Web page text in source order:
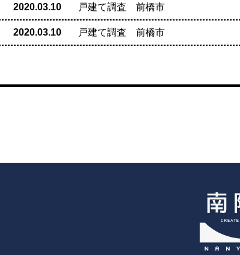
2020.03.10 戸建て調査 前橋市
2020.03.10 戸建て調査 前橋市